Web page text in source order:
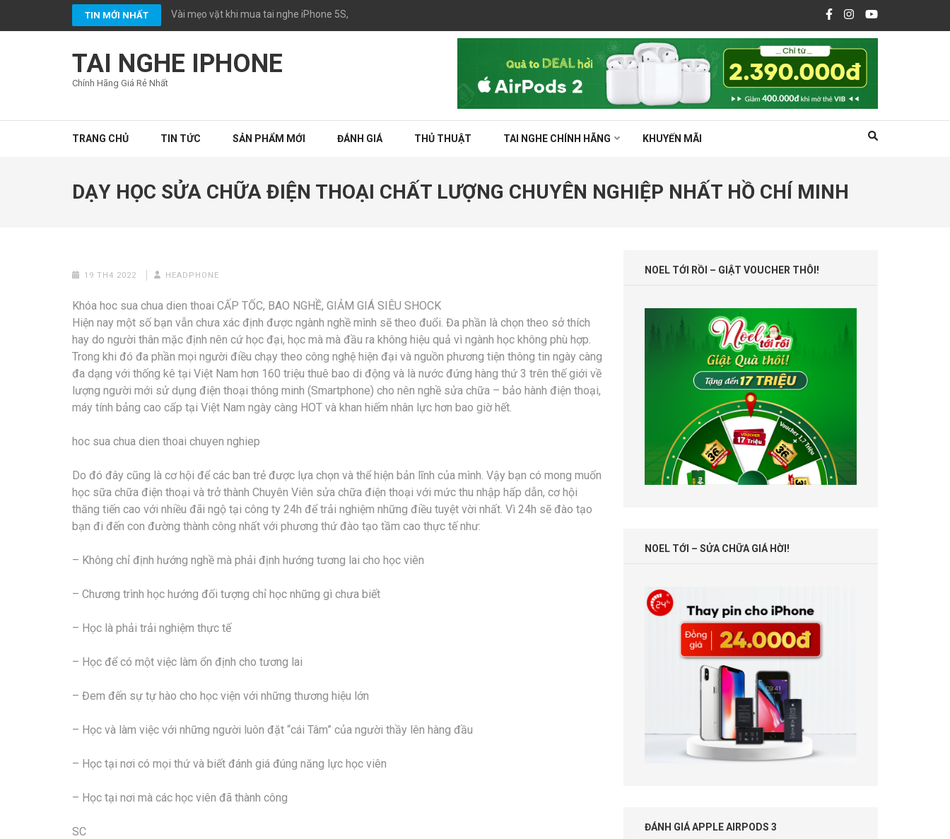
TIN MỚI NHẤT Vài mẹo vặt khi mua tai nghe iPhone 5S, 6, 6S Plus chính hãng giá rẻ tại TPHCM
TAI NGHE IPHONE
Chính Hãng Giá Rẻ Nhất
TRANG CHỦ TIN TỨC SẢN PHẨM MỚI ĐÁNH GIÁ THỦ THUẬT TAI NGHE CHÍNH HÃNG KHUYẾN MÃI
DẠY HỌC SỬA CHỮA ĐIỆN THOẠI CHẤT LƯỢNG CHUYÊN NGHIỆP NHẤT HỒ CHÍ MINH
19 TH4 2022 HEADPHONE
Khóa hoc sua chua dien thoai CẤP TỐC, BAO NGHỀ, GIẢM GIÁ SIÊU SHOCK
Hiện nay một số bạn vẫn chưa xác định được ngành nghề mình sẽ theo đuổi. Đa phần là chọn theo sở thích
hay do người thân mặc định nên cứ học đại, học mà mà đầu ra không hiệu quả vì ngành học không phù hợp.
Trong khi đó đa phần mọi người điều chạy theo công nghệ hiện đại và nguồn phương tiện thông tin ngày càng
đa dạng với thống kê tại Việt Nam hơn 160 triệu thuê bao di động và là nước đứng hàng thứ 3 trên thế giới về
lượng người mới sử dụng điện thoại thông minh (Smartphone) cho nên nghề sửa chữa – bảo hành điện thoại,
máy tính bảng cao cấp tại Việt Nam ngày càng HOT và khan hiếm nhân lực hơn bao giờ hết.
hoc sua chua dien thoai chuyen nghiep
Do đó đây cũng là cơ hội để các ban trẻ được lựa chọn và thể hiện bản lĩnh của mình. Vậy bạn có mong muốn
học sữa chữa điện thoại và trở thành Chuyên Viên sửa chữa điện thoại với mức thu nhập hấp dẫn, cơ hội
thăng tiến cao với nhiều đãi ngộ tại công ty 24h để trải nghiệm những điều tuyệt vời nhất. Vì 24h sẽ đào tạo
bạn đi đến con đường thành công nhất với phương thứ đào tạo tầm cao thực tế như:
– Không chỉ định hướng nghề mà phải định hướng tương lai cho học viên
– Chương trình học hướng đối tượng chỉ học những gì chưa biết
– Học là phải trải nghiệm thực tế
– Học để có một việc làm ổn định cho tương lai
– Đem đến sự tự hào cho học viện với những thương hiệu lớn
– Học và làm việc với những người luôn đặt “cái Tâm” của người thầy lên hàng đầu
– Học tại nơi có mọi thứ và biết đánh giá đúng năng lực học viên
– Học tại nơi mà các học viên đã thành công
SC
NOEL TỚI RỒI – GIẬT VOUCHER THÔI!
NOEL TỚI – SỬA CHỮA GIÁ HỜI!
ĐÁNH GIÁ APPLE AIRPODS 3